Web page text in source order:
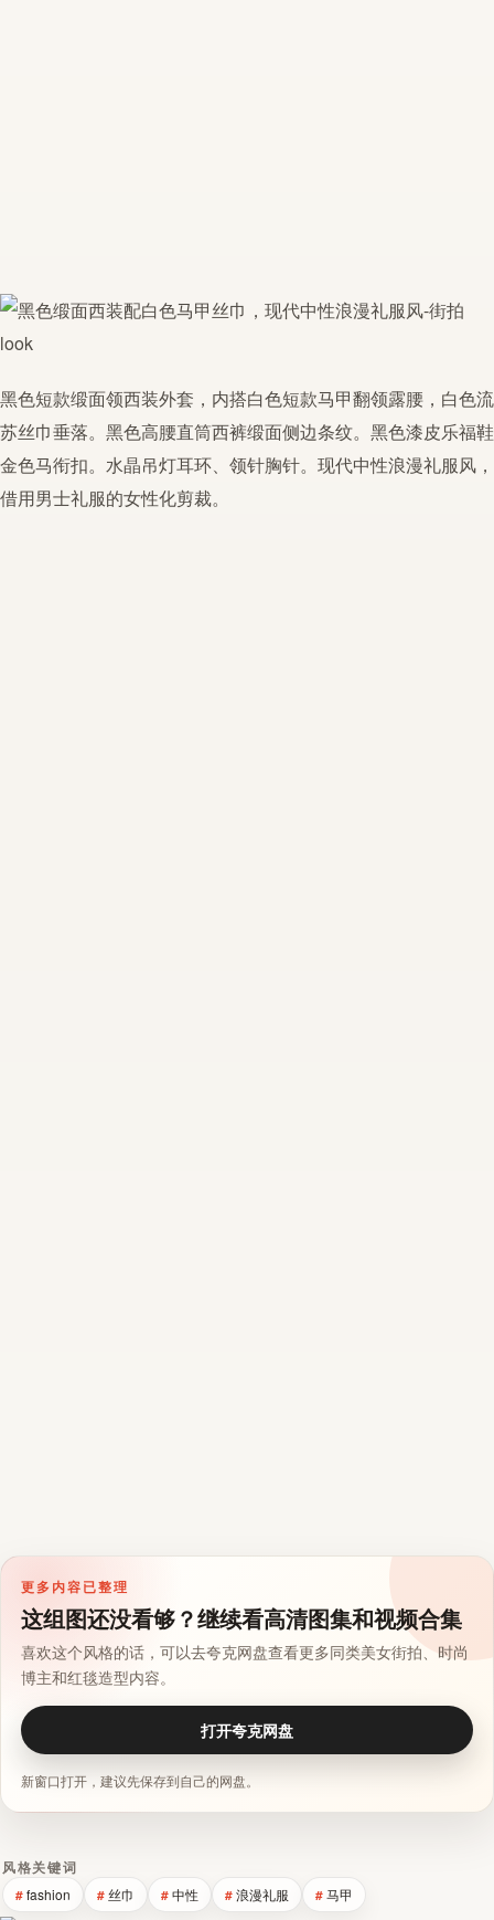
黑色短款缎面领西装外套，内搭白色短款马甲翻领露腰，白色流
苏丝巾垂落。黑色高腰直筒西裤缎面侧边条纹。黑色漆皮乐福鞋
金色马衔扣。水晶吊灯耳环、领针胸针。现代中性浪漫礼服风，
借用男士礼服的女性化剪裁。
更多内容已整理
这组图还没看够？继续看高清图集和视频合集
喜欢这个风格的话，可以去夸克网盘查看更多同类美女街拍、时尚
博主和红毯造型内容。
打开夸克网盘
新窗口打开，建议先保存到自己的网盘。
风格关键词
fashion 丝巾 中性 浪漫礼服 马甲